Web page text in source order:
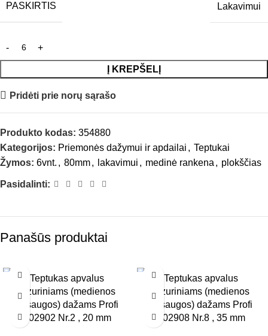
PASKIRTIS Lakavimui
Į KREPŠELĮ
Pridėti prie norų sąrašo
Produkto kodas: 354880
Kategorijos: Priemonės dažymui ir apdailai , Teptukai
Žymos: 6vnt. , 80mm, lakavimui , medinė rankena , plokščias
Pasidalinti:
Panašūs produktai
20MM
Teptukas apvalus
lazuriniams (medienos
apsaugos) dažams Profi
102902 Nr.2 , 20 mm
35MM
Teptukas apvalus
lazuriniams (medienos
apsaugos) dažams Profi
102908 Nr.8 , 35 mm